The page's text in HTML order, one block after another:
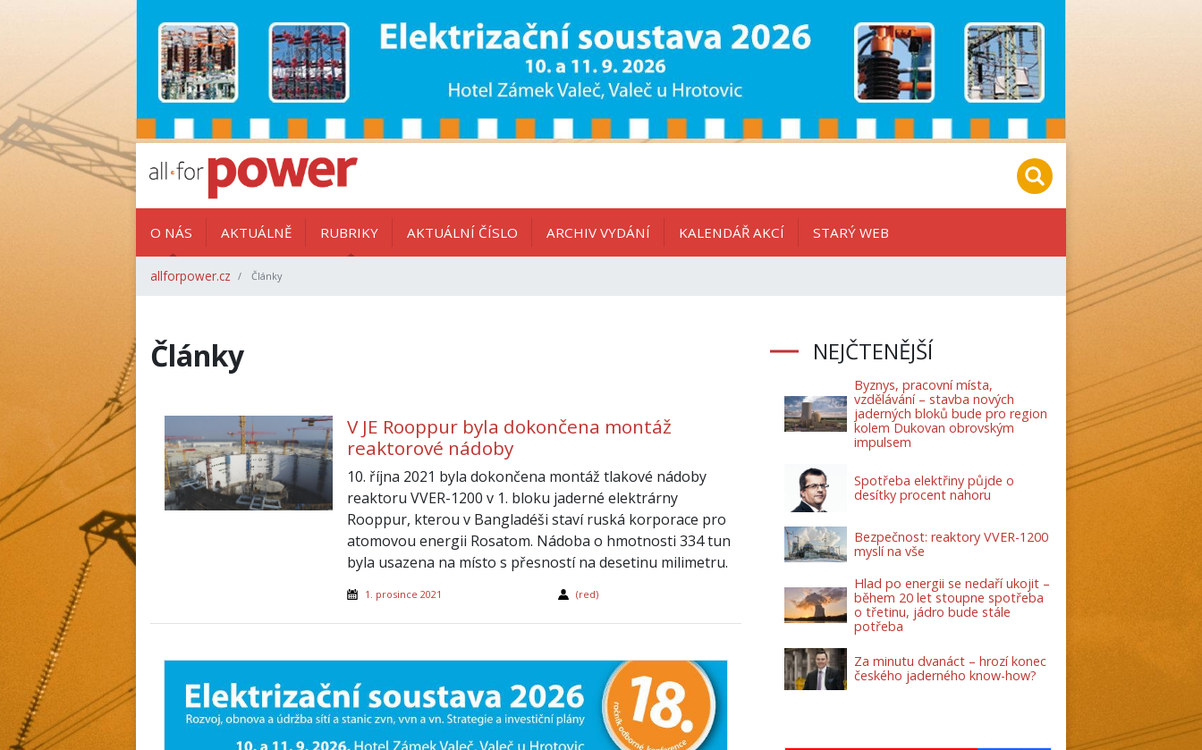
O NÁS AKTUÁLNĚ RUBRIKY AKTUÁLNÍ ČÍSLO ARCHIV VYDÁNÍ KALENDÁŘ AKCÍ STARÝ WEB
allforpower.cz Články
Články
V JE Rooppur byla dokončena montáž
reaktorové nádoby
10. října 2021 byla dokončena montáž tlakové nádoby
reaktoru VVER-1200 v 1. bloku jaderné elektrárny
Rooppur, kterou v Bangladéši staví ruská korporace pro
atomovou energii Rosatom. Nádoba o hmotnosti 334 tun
byla usazena na místo s přesností na desetinu milimetru.
1. prosince 2021 (red)
NEJČTENĚJŠÍ
Byznys, pracovní místa,
vzdělávání – stavba nových
jaderných bloků bude pro region
kolem Dukovan obrovským
impulsem
Spotřeba elektřiny půjde o
desítky procent nahoru
Bezpečnost: reaktory VVER-1200
myslí na vše
Hlad po energii se nedaří ukojit –
během 20 let stoupne spotřeba
o třetinu, jádro bude stále
potřeba
Za minutu dvanáct – hrozí konec
českého jaderného know-how?